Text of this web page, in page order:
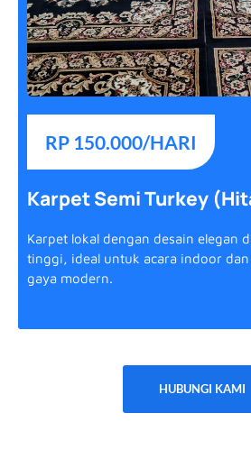
RP 150.000/HARI
Karpet Semi Turkey
Karpet lokal dengan desain elegan
tinggi, ideal untuk acara indoor
gaya modern.
HUBUNGI KAMI